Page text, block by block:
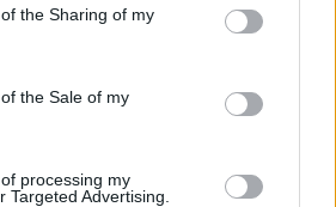
the Sharing of my
the Sale of my
processing my
Targeted Advertising.
Matisse: analisi e
essenziali dei